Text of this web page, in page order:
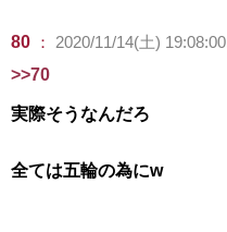
80 ：
2020/11/14(土)
>>70
実際そうなんだろ
全ては五輪の為にw